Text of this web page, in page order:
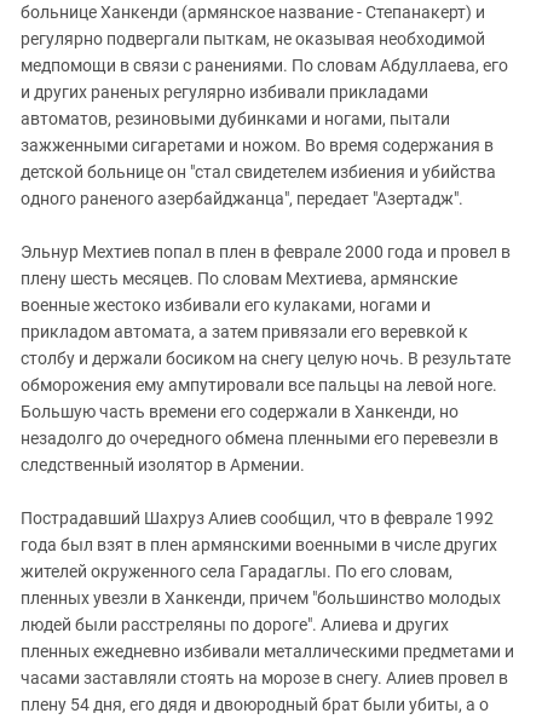
больнице Ханкенди (армянское название - Степанакерт) и
регулярно подвергали пыткам, не оказывая необходимой
медпомощи в связи с ранениями. По словам Абдуллаева, его
и других раненых регулярно избивали прикладами
автоматов, резиновыми дубинками и ногами, пытали
зажженными сигаретами и ножом. Во время содержания в
детской больнице он "стал свидетелем избиения и убийства
одного раненого азербайджанца", передает "Азертадж".
Эльнур Мехтиев попал в плен в феврале 2000 года и провел в
плену шесть месяцев. По словам Мехтиева, армянские
военные жестоко избивали его кулаками, ногами и
прикладом автомата, а затем привязали его веревкой к
столбу и держали босиком на снегу целую ночь. В результате
обморожения ему ампутировали все пальцы на левой ноге.
Большую часть времени его содержали в Ханкенди, но
незадолго до очередного обмена пленными его перевезли в
следственный изолятор в Армении.
Пострадавший Шахруз Алиев сообщил, что в феврале 1992
года был взят в плен армянскими военными в числе других
жителей окруженного села Гарадаглы. По его словам,
пленных увезли в Ханкенди, причем "большинство молодых
людей были расстреляны по дороге". Алиева и других
пленных ежедневно избивали металлическими предметами и
часами заставляли стоять на морозе в снегу. Алиев провел в
плену 54 дня, его дядя и двоюродный брат были убиты, а о